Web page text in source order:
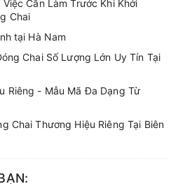
Cần Làm Trước Khi Khởi
Chai
tại Hà Nam
Chai Số Lượng Lớn Uy Tín Tại
Riêng - Mẫu Mã Đa Dạng Từ
Chai Thương Hiệu Riêng Tại Biên